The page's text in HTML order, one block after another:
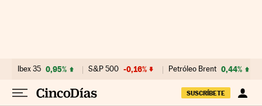
Ibex 35 0,95% S&P 500 -0,16% Petróleo Brent 0,44%
SUSCRÍBETE